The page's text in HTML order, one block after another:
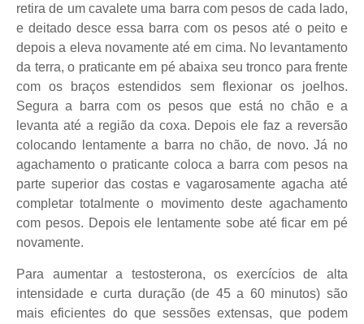
retira de um cavalete uma barra com pesos de cada lado,
e deitado desce essa barra com os pesos até o peito e
depois a eleva novamente até em cima. No levantamento
da terra, o praticante em pé abaixa seu tronco para frente
com os braços estendidos sem flexionar os joelhos.
Segura a barra com os pesos que está no chão e a
levanta até a região da coxa. Depois ele faz a reversão
colocando lentamente a barra no chão, de novo. Já no
agachamento o praticante coloca a barra com pesos na
parte superior das costas e vagarosamente agacha até
completar totalmente o movimento deste agachamento
com pesos. Depois ele lentamente sobe até ficar em pé
novamente.
Para aumentar a testosterona, os exercícios de alta
intensidade e curta duração (de 45 a 60 minutos) são
mais eficientes do que sessões extensas, que podem